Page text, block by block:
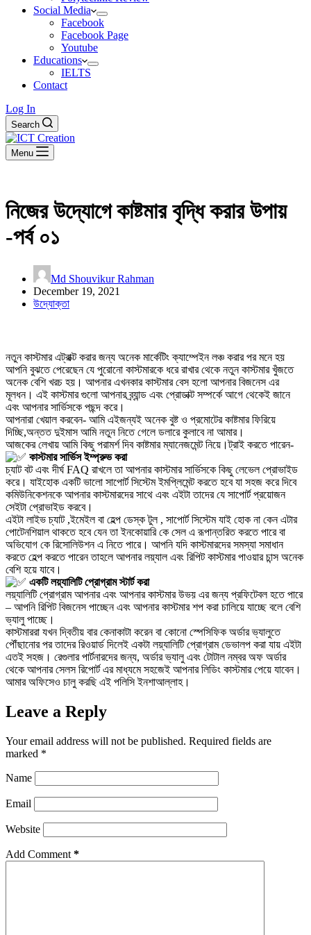
Social Media
Facebook
Facebook Page
Youtube
Educations
IELTS
Contact
Log In
Search
Menu
নিজের উদ্যোগে কাষ্টমার বৃদ্ধি করার উপায়
-পর্ব ০১
Md Shouvikur Rahman
December 19, 2021
উদ্যোক্তা
নতুন কাস্টমার এট্রাক্ট করার জন্য অনেক মার্কেটিং ক্যাম্পেইন লঞ্চ করার পর মনে হয়
আপনি বুঝতে পেরেছেন যে পুরোনো কাস্টমারকে ধরে রাখার থেকে নতুন কাস্টমার খুঁজতে
অনেক বেশি খরচ হয়। আপনার এখনকার কাস্টমার বেস হলো আপনার বিজনেস এর
মূলধন। এই কাস্টমার গুলো আপনার ব্র্যান্ড এবং প্রোডাক্ট সম্পর্কে আগে থেকেই জানে
এবং আপনার সার্ভিসকে পছন্দ করে।
আপনারা খেয়াল করবেন- আমি এইজন্যই অনেক বুষ্ট ও প্রমোটের কাষ্টমার ফিরিয়ে
দিচ্ছি,অন্তত দুইমাস আমি নতুন নিতে গেলে ডলারে কুলাবে না আমার।
আজকের লেখায় আমি কিছু পরামর্শ দিব কাষ্টমার ম্যানেজমেন্ট নিয়ে।ট্রাই করতে পারেন-
কাস্টমার সার্ভিস ইম্প্রুভ করা
চ্যাট বট এবং দীর্ঘ FAQ রাখলে তা আপনার কাস্টমার সার্ভিসকে কিছু লেভেল প্রোভাইড
করে। যাইহোক একটি ভালো সাপোর্ট সিস্টেম ইমপ্লিমেন্ট করতে হবে যা সহজ করে দিবে
কমিউনিকেশনকে আপনার কাস্টমারদের সাথে এবং এইটা তাদের যে সাপোর্ট প্রয়োজন
সেইটা প্রোভাইড করবে।
এইটা লাইভ চ্যাট ,ইমেইল বা হেল্প ডেস্ক টুল , সাপোর্ট সিস্টেম যাই হোক না কেন এটার
পোটেনশিয়াল থাকতে হবে যেন তা ইনকোয়ারি কে সেল এ রূপান্তরিত করতে পারে বা
অভিযোগ কে রিসোলিউশন এ নিতে পারে। আপনি যদি কাস্টমারদের সমস্যা সমাধান
করতে হেল্প করতে পারেন তাহলে আপনার লয়্যাল এবং রিপিট কাস্টমার পাওয়ার চান্স অনেক
বেশি হয়ে যাবে।
একটি লয়্যালিটি প্রোগ্রাম স্টার্ট করা
লয়্যালিটি প্রোগ্রাম আপনার এবং আপনার কাস্টমার উভয় এর জন্য প্রফিটেবল হতে পারে
– আপনি রিপিট বিজনেস পাচ্ছেন এবং আপনার কাস্টমার শপ করা চালিয়ে যাচ্ছে বলে বেশি
ভ্যালু পাচ্ছে।
কাস্টমাররা যখন দ্বিতীয় বার কেনাকাটা করেন বা কোনো স্পেসিফিক অর্ডার ভ্যালুতে
পৌঁছানোর পর তাদের রিওয়ার্ড দিলেই একটা লয়্যালিটি প্রোগ্রাম ডেভালপ করা যায় এইটা
এতই সহজ। রেগুলার পার্টনারদের জন্য, অর্ডার ভ্যালু এবং টোটাল নম্বর অফ অর্ডার
থেকে আপনার সেলস রিপোর্ট এর মাধ্যমে সহজেই আপনার লিডিং কাস্টমার পেয়ে যাবেন।
আমার অফিসেও চালু করছি এই পলিসি ইনশাআল্লাহ।
Leave a Reply
Your email address will not be published. Required fields are
marked *
Name
Email
Website
Add Comment *